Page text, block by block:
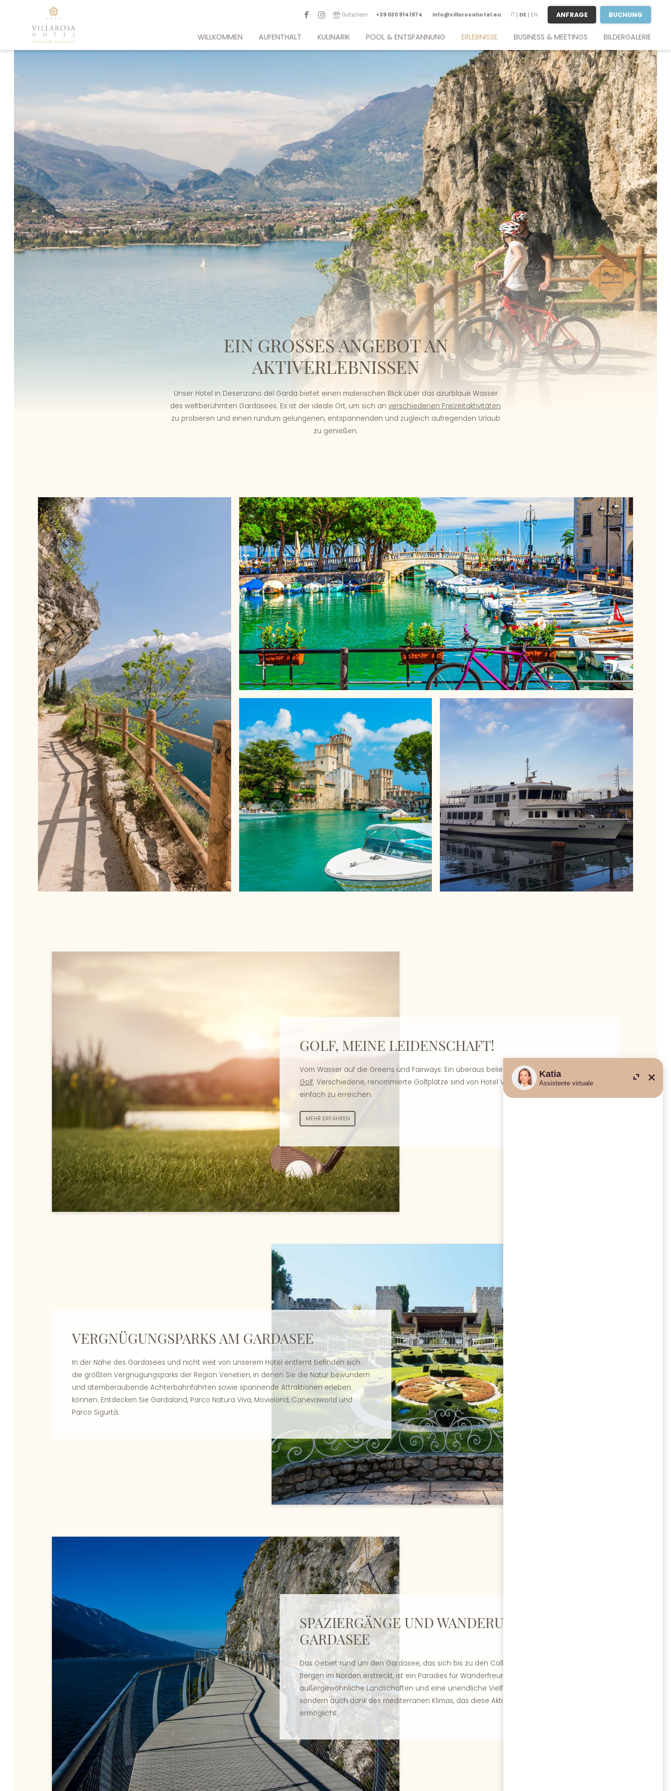
Gutschein +39 030 9141974 info@villarosahotel.eu IT DE EN ANFRAGE BUCHUNG
WILLKOMMEN
Nachhaltigkeit
AUFENTHALT
Wissenswertes
KULINARIK POOL & ENTSPANNUNG
Fitnessbereich
ERLEBNISSE
Aktivurlaub
Desenzano & Sirmione
Der magische Gardasee
Golf spielen am Gardasee
Verona & Venedig
Wein & gutes Essen
BUSINESS & MEETINGS
Business-Aufenthalt
Meetings & Tagungen
Tagungsräume am Gardasee
Anfragen
BILDERGALERIE
EIN GROSSES ANGEBOT AN A
KTIVERLEBNISSEN
Unser Hotel in Desenzano del Garda bietet einen malerischen Blick über das azurblaue Wasser
des weltberühmten Gardasees. Es ist der ideale Ort, um sich an verschiedenen Freizeitaktivitäten
zu probieren und einen rundum gelungenen, entspannenden und zugleich aufregenden Urlaub
zu genießen.
LAUFEN
Direkt vor der Haustür unseres Hotels befindet sich
das Seeufer von Desenzano, die perfekte Strecke
für Ihre Laufabenteuer vor grandioser Kulisse. Hier
können Sie Ihren Körper morgens auf Hochtouren
bringen, Ihren Geist abends entspannen und
tagsüber Ihre Seele beim Blick auf den azurblauen
See entspannen.
BIKEN
Dank unseres kostenlosen Fahrradverleihs können Sie sich schnell und einfach auf den Sattel eines Fahrrads
schwingen und die Gegend rund um den Gardasee auf zwei Rädern erkunden. Der Verleih von E-Bikes ist
gegen eine Gebühr möglich.
BOOTSFAHRTEN
Wenn Sie die ganze Schönheit des Gardasees
erleben möchten, gibt es nichts Besseres als eine
Bootsfahrt. Wir helfen Ihnen gerne bei der
Organisation Ihrer Tour auf Booten verschiedener
Typen und Größen, mit oder ohne Begleitung.
SCHIFFSTRANSFER
Eine alternative und entspannende Art, sich am
Gardasee fortzubewegen, bieten die unzähligen
Fähren. Fahren Sie mit schnellen
Tragflächenbooten und Katamaranen schnell von
einem Ort zum anderen oder genießen Sie die Stille
des Sees auf einem gemächlicheren Motorboot.
GOLF, MEINE LEIDENSCHAFT!
Vom Wasser auf die Greens und Fairways: Ein überaus beliebter Sport am Gardasee ist
Golf. Verschiedene, renommierte Golfplätze sind von Hotel Villa Rosa aus schnell und
einfach zu erreichen.
MEHR ERFAHREN
VERGNÜGUNGSPARKS AM GARDASEE
In der Nähe des Gardasees und nicht weit von unserem Hotel entfernt befinden sich
die größten Vergnügungsparks der Region Venetien, in denen Sie die Natur bewundern
und atemberaubende Achterbahnfahrten sowie spannende Attraktionen erleben
können. Entdecken Sie Gardaland, Parco Natura Viva, Movieland, Canevaworld und
Parco Sigurtà.
SPAZIERGÄNGE UND WANDERUNGEN AM
GARDASEE
Das Gebiet rund um den Gardasee, das sich bis zu den Colline Moreniche und den
Bergen im Norden erstreckt, ist ein Paradies für Wanderfreunde – nicht nur, weil es
außergewöhnliche Landschaften und eine unendliche Vielfalt an Wegen bietet,
sondern auch dank des mediterranen Klimas, das diese Aktivitäten zu jeder Jahreszeit
ermöglicht.